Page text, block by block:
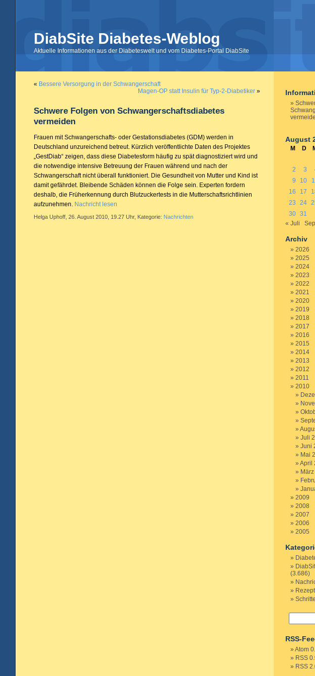
DiabSite Diabetes-Weblog
Aktuelle Informationen aus der Diabeteswelt und vom Diabetes-Portal DiabSite
« Bessere Versorgung in der Schwangerschaft
Magen-OP statt Insulin für Typ-2-Diabetiker »
Schwere Folgen von Schwangerschaftsdiabetes
vermeiden
Frauen mit Schwangerschafts- oder Gestationsdiabetes (GDM) werden in
Deutschland unzureichend betreut. Kürzlich veröffentlichte Daten des Projektes
„GestDiab“ zeigen, dass diese Diabetesform häufig zu spät diagnostiziert wird und
die notwendige intensive Betreuung der Frauen während und nach der
Schwangerschaft nicht überall funktioniert. Die Gesundheit von Mutter und Kind ist
damit gefährdet. Bleibende Schäden können die Folge sein. Experten fordern
deshalb, die Früherkennung durch Blutzuckertests in die Mutterschaftsrichtlinien
aufzunehmen. Nachricht lesen
Helga Uphoff, 26. August 2010, 19.27 Uhr, Kategorie: Nachrichten
August
M D
2
3
9
10
16
17
23
24
30 31
« Juli
Archiv
2026
2025
2024
2023
2022
2021
2020
2019
2018
2017
2016
2015
2014
2013
2012
2011
2010
Juli
Juni
Mai
April
2009
2008
2007
2006
2005
(3.686)
RSS-
Atom
RSS
RSS